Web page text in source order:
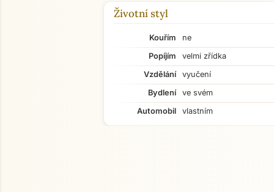
Životní styl
Kouřím
ne
Popíjím
velmi zřídka
Vzdělání
vyučení
Bydlení
ve svém
Automobil
vlastním